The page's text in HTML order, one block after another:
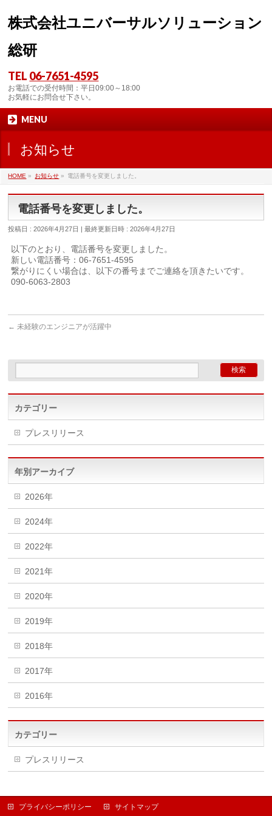
株式会社ユニバーサルソリューション
総研
TEL 06-7651-4595
お電話での受付時間：平日09:00～18:00
お気軽にお問合せ下さい。
MENU
お知らせ
HOME » お知らせ » 電話番号を変更しました。
電話番号を変更しました。
投稿日 : 2026年4月27日 最終更新日時 : 2026年4月27日
以下のとおり、電話番号を変更しました。
新しい電話番号：06-7651-4595
繋がりにくい場合は、以下の番号までご連絡を頂きたいです。
090-6063-2803
← 未経験のエンジニアが活躍中
カテゴリー
プレスリリース
年別アーカイブ
2026年
2024年
2022年
2021年
2020年
2019年
2018年
2017年
2016年
カテゴリー
プレスリリース
プライバシーポリシー サイトマップ